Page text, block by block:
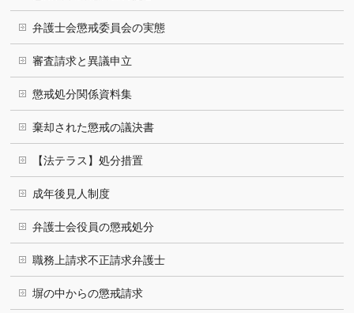
弁護士会懲戒委員会の実態
審査請求と異議申立
懲戒処分関係資料集
棄却された懲戒の議決書
【法テラス】処分措置
成年後見人制度
弁護士会役員の懲戒処分
職務上請求不正請求弁護士
塀の中からの懲戒請求